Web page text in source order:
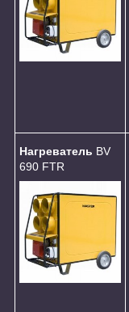
Нагреватель BV
690 FTR